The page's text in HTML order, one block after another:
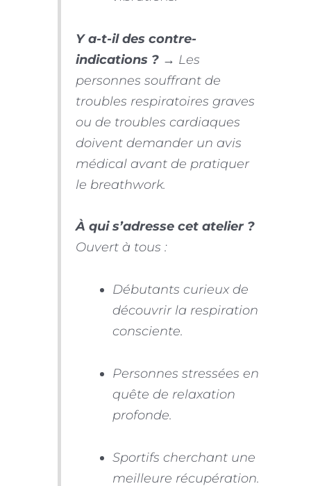
Y a-t-il des contre-
indications ?→ Les
personnes souffrant de
troubles respiratoires graves
ou de troubles cardiaques
doivent demander un avis
médical avant de pratiquer
le breathwork.
À qui s’adresse cet atelier ?
Ouvert à tous :
Débutants curieux de
découvrir la respiration
consciente.
Personnes stressées en
quête de relaxation
profonde.
Sportifs cherchant une
meilleure récupération.